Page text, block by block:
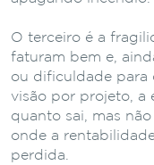
O terceiro é a
faturam bem e,
ou dificuldade para
visão por projeto, a
quanto sai, mas
onde a
perdida.